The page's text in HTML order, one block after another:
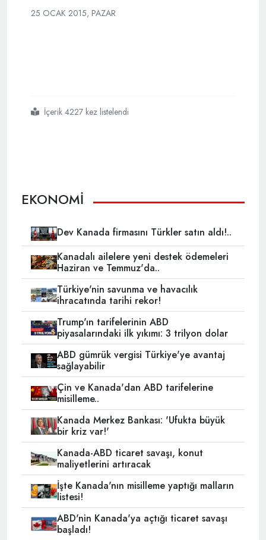
25 OCAK 2015, PAZAR
#erdoğan
#somalide
İçerik 4227 kez listelendi
EKONOMİ
Dev Kanada firmasını Türkler satın aldı!..
Kanadalı ailelere yeni destek ödemeleri
Haziran ve Temmuz'da..
Türkiye'nin savunma ve havacılık
ihracatında tarihi rekor!
Trump'ın tarifelerinin ABD
piyasalarındaki ilk yıkımı: 3 trilyon dolar
ABD gümrük vergisi Türkiye'ye avantaj
sağlayabilir
Çin ve Kanada'dan ABD tarifelerine
misilleme..
Kanada Merkez Bankası: 'Ufukta büyük
bir kriz var!'
Kanada-ABD ticaret savaşı, konut
maliyetlerini artıracak
İşte Kanada'nın misilleme yaptığı malların
listesi!
ABD'nin Kanada'ya açtığı ticaret savaşı
başladı!